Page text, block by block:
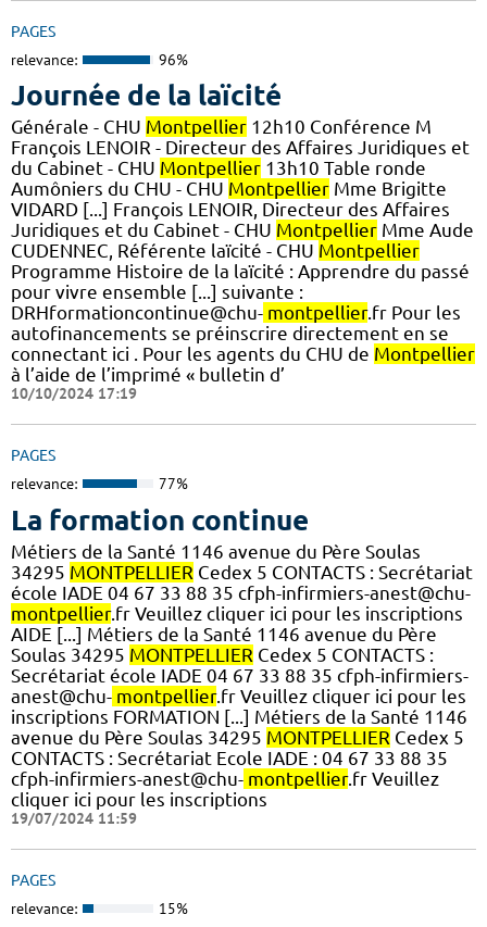
PAGES
relevance: 96%
Journée de la laïcité
Générale - CHU Montpellier 12h10 Conférence M
François LENOIR - Directeur des Affaires Juridiques et
du Cabinet - CHU Montpellier 13h10 Table ronde
Aumôniers du CHU - CHU Montpellier Mme Brigitte
VIDARD [...] François LENOIR, Directeur des Affaires
Juridiques et du Cabinet - CHU Montpellier Mme Aude
CUDENNEC, Référente laïcité - CHU Montpellier
Programme Histoire de la laïcité : Apprendre du passé
pour vivre ensemble [...] suivante :
DRHformationcontinue@chu- montpellier.fr Pour les
autofinancements se préinscrire directement en se
connectant ici . Pour les agents du CHU de Montpellier
à l’aide de l’imprimé « bulletin d’
10/10/2024 17:19
PAGES
relevance: 77%
La formation continue
Métiers de la Santé 1146 avenue du Père Soulas
34295 MONTPELLIER Cedex 5 CONTACTS : Secrétariat
école IADE 04 67 33 88 35 cfph-infirmiers-anest@chu-
montpellier.fr Veuillez cliquer ici pour les inscriptions
AIDE [...] Métiers de la Santé 1146 avenue du Père
Soulas 34295 MONTPELLIER Cedex 5 CONTACTS :
Secrétariat école IADE 04 67 33 88 35 cfph-infirmiers-
anest@chu- montpellier.fr Veuillez cliquer ici pour les
inscriptions FORMATION [...] Métiers de la Santé 1146
avenue du Père Soulas 34295 MONTPELLIER Cedex 5
CONTACTS : Secrétariat Ecole IADE : 04 67 33 88 35
cfph-infirmiers-anest@chu- montpellier.fr Veuillez
cliquer ici pour les inscriptions
19/07/2024 11:59
PAGES
relevance: 15%